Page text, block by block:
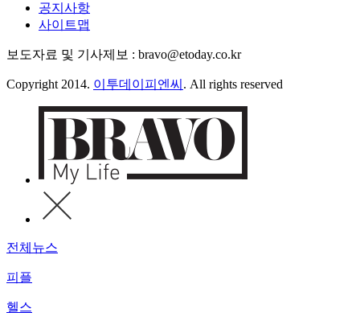
공지사항
사이트맵
보도자료 및 기사제보 : bravo@etoday.co.kr
Copyright 2014. 이투데이피엔씨 . All rights reserved
전체뉴스
피플
헬스